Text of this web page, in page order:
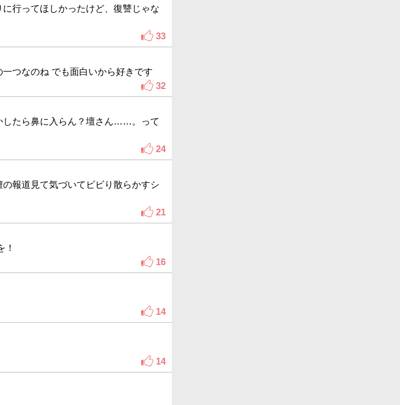
行ってほしかったけど、復讐じゃな
33
つなのね でも面白いから好きです
32
したら鼻に入らん？壇さん……。って
24
報道見て気づいてビビり散らかすシ
21
！
16
14
14